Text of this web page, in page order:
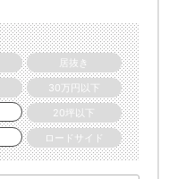
居抜き
30万円以下
20坪以下
ロードサイド